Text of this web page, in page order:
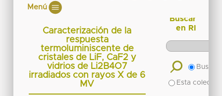
Menú
Caracterización de la
respuesta
termoluminiscente de
cristales de LiF, CaF2 y
vidrios de Li2B4O7
irradiados con rayos X de 6
MV
Buscar
en RI
Buscar
Esta